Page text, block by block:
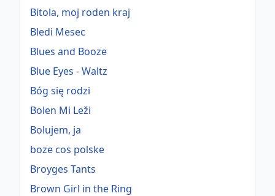
Bitola, moj roden kraj
Bledi Mesec
Blues and Booze
Blue Eyes - Waltz
Bóg się rodzi
Bolen Mi Leži
Bolujem, ja
boze cos polske
Broyges Tants
Brown Girl in the Ring